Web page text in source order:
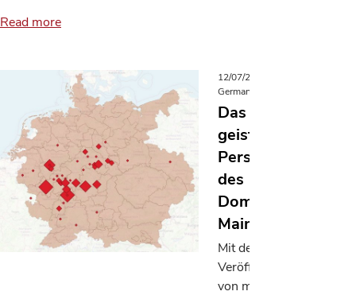
Read more
12/07/2022
Germania Sacra
Das
geistliche
Personal
des
Domstifts
Mainz
Mit der
Veröffentlichung
von mehr als